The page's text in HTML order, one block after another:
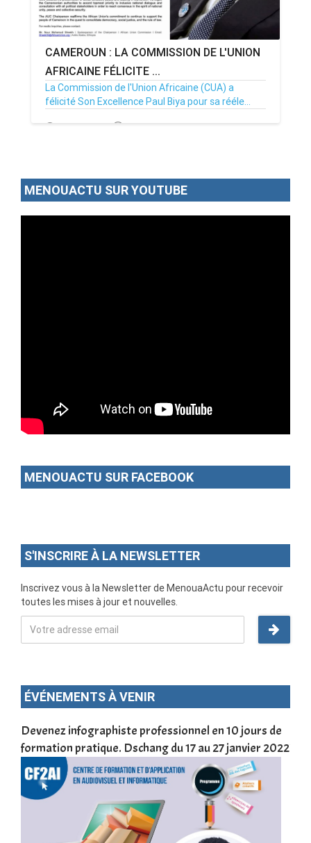
CAMEROUN : LA COMMISSION DE L'UNION
AFRICAINE FÉLICITE ...
La Commission de l'Union Africaine (CUA) a
félicité Son Excellence Paul Biya pour sa rééle...
28/10/25 Par MenouActu 0
MENOUACTU SUR YOUTUBE
MENOUACTU SUR FACEBOOK
S'INSCRIRE À LA NEWSLETTER
Inscrivez vous à la Newsletter de MenouaActu pour recevoir
toutes les mises à jour et nouvelles.
ÉVÉNEMENTS À VENIR
Devenez infographiste professionnel en 10 jours de
formation pratique. Dschang du 17 au 27 janvier 2022